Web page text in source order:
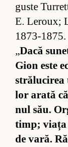
guste
E. Le­ro­ux;
1873-1875.
„Dacă
Gion este
lor arată
nul său.
timp; viața
de va­ră.